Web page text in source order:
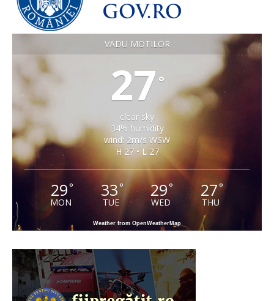
VADU MOTILOR
27 °
clear sky
34% humidity
wind: 2m/s WSW
H 27 • L 27
29°
MON
33°
TUE
29°
WED
27°
THU
Weather from OpenWeatherMap